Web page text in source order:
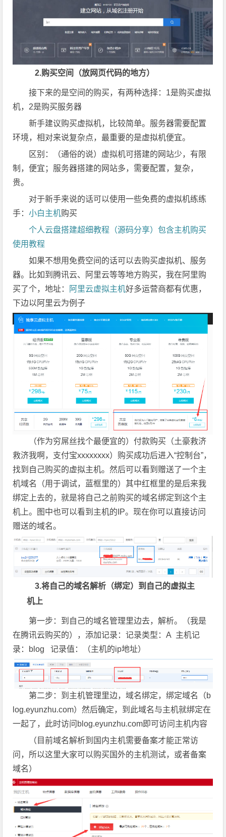
2.购买空间（放网页代码的地方）
接下来的是空间的购买，有两种选择：1是购买虚拟
机，2是购买服务器
新手建议购买虚拟机，比较简单。服务器需要配置
环境，相对来说复杂点，最重要的是虚拟机便宜。
区别：（通俗的说）虚拟机可搭建的网站少，有限
制，便宜；服务器搭建的网站多，需要配置，复杂，
贵。
对于新手来说的话可以使用一些免费的虚拟机练练
手：小白主机购买
个人云盘搭建超细教程（源码分享）包含主机购买
使用教程
如果不想用免费空间的话可以去购买虚拟机、服务
器。比如到腾讯云、阿里云等等地方购买，我在阿里购
买了个，地址：
阿里云虚拟主机好多运营商都有优惠，
下边以阿里云为例子
（作为穷屌丝找个最便宜的）付款购买（土豪救济
救济我啊，支付宝xxxxxxxx）购买成功后进入“控制台”，
找到自己购买的虚拟主机。然后可以看到赠送了一个主
机域名（用于调试，蓝框里的）其中红框里的是后来我
绑定上去的，就是将自己之前购买的域名绑定到这个主
机上。图中也可以看到主机的IP。现在你可以直接访问
赠送的域名。
3.将自己的域名解析（绑定）到自己的虚拟主
机上
第一步：到自己的域名管理里边去，解析。（我是
在腾讯云购买的），添加记录：记录类型：A 主机记
录：blog 记录值：（主机的ip地址）
第二步：到主机管理里边，域名绑定，绑定域名（b
log.eyunzhu.com）然后确定，到此域名与主机就绑定在
一起了，此时访问blog.eyunzhu.com即可访问主机内容
（目前域名解析到国内主机需要备案才能正常访
问，所以这里大家可以购买国外的主机测试，或者备案
域名）